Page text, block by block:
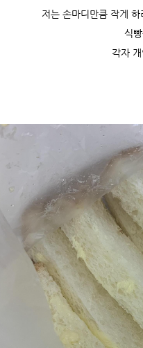
저는 손마디만큼 작게
식
각자